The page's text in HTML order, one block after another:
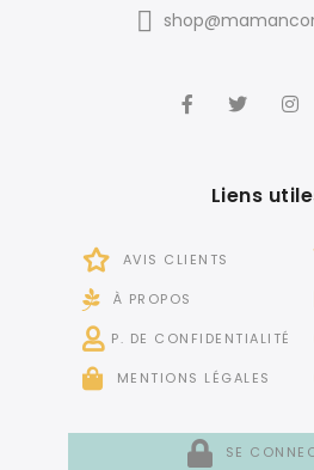
Liens
AVIS CLIENTS
À PROPOS
P. DE CONFIDENTIALITÉ
MENTIONS LÉGALES
SE